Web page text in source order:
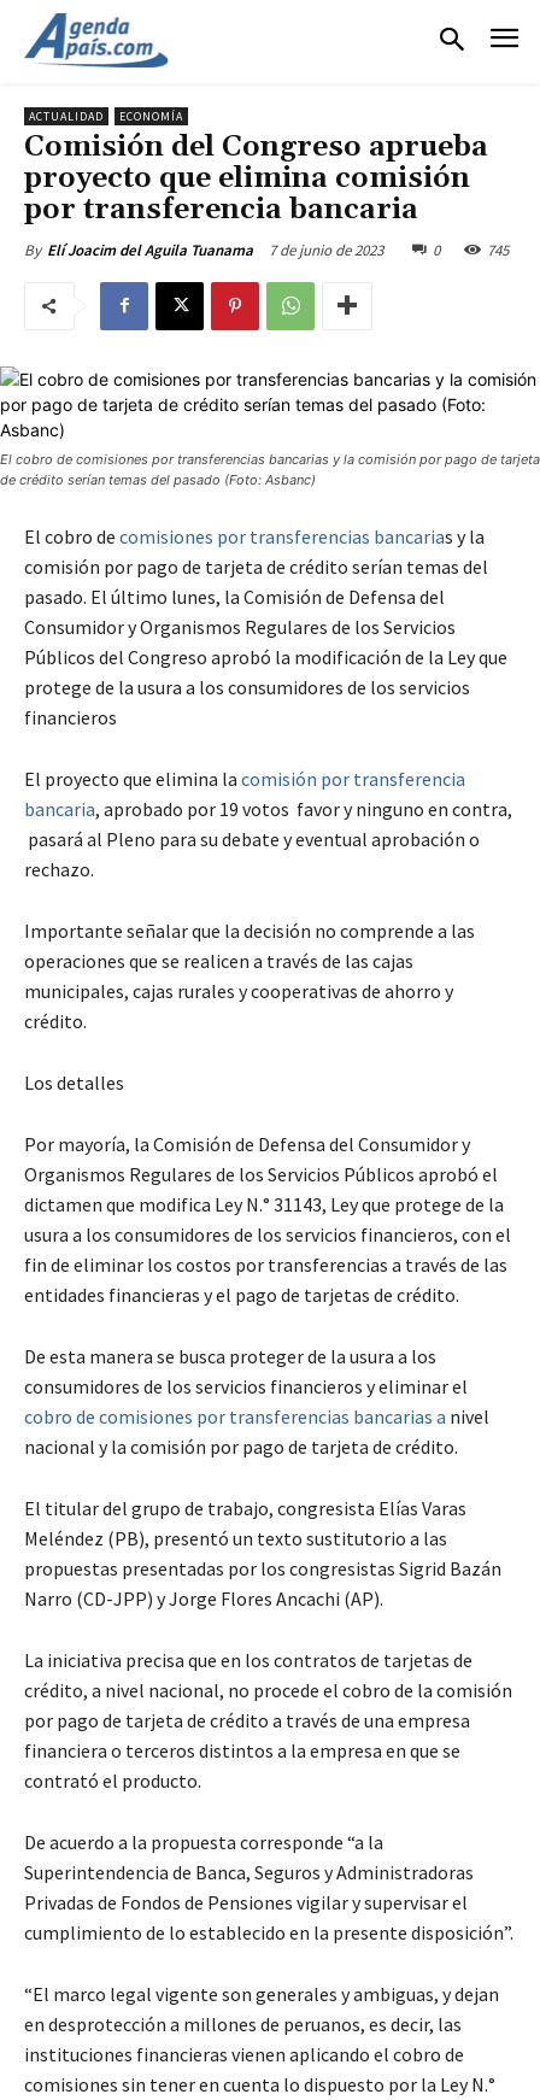
ACTUALIDAD ECONOMÍA
Comisión del Congreso aprueba
proyecto que elimina comisión
por transferencia bancaria
By Elí Joacim del Aguila Tuanama 7 de junio de 2023 0 745
El cobro de comisiones por transferencias bancarias y la comisión por pago de tarjeta
de crédito serían temas del pasado (Foto: Asbanc)
El cobro de comisiones por transferencias bancarias y la
comisión por pago de tarjeta de crédito serían temas del
pasado. El último lunes, la Comisión de Defensa del
Consumidor y Organismos Regulares de los Servicios
Públicos del Congreso aprobó la modificación de la Ley que
protege de la usura a los consumidores de los servicios
financieros
El proyecto que elimina la comisión por transferencia
bancaria, aprobado por 19 votos favor y ninguno en contra,
pasará al Pleno para su debate y eventual aprobación o
rechazo.
Importante señalar que la decisión no comprende a las
operaciones que se realicen a través de las cajas
municipales, cajas rurales y cooperativas de ahorro y
crédito.
Los detalles
Por mayoría, la Comisión de Defensa del Consumidor y
Organismos Regulares de los Servicios Públicos aprobó el
dictamen que modifica Ley N.° 31143, Ley que protege de la
usura a los consumidores de los servicios financieros, con el
fin de eliminar los costos por transferencias a través de las
entidades financieras y el pago de tarjetas de crédito.
De esta manera se busca proteger de la usura a los
consumidores de los servicios financieros y eliminar el
cobro de comisiones por transferencias bancarias a nivel
nacional y la comisión por pago de tarjeta de crédito.
El titular del grupo de trabajo, congresista Elías Varas
Meléndez (PB), presentó un texto sustitutorio a las
propuestas presentadas por los congresistas Sigrid Bazán
Narro (CD-JPP) y Jorge Flores Ancachi (AP).
La iniciativa precisa que en los contratos de tarjetas de
crédito, a nivel nacional, no procede el cobro de la comisión
por pago de tarjeta de crédito a través de una empresa
financiera o terceros distintos a la empresa en que se
contrató el producto.
De acuerdo a la propuesta corresponde “a la
Superintendencia de Banca, Seguros y Administradoras
Privadas de Fondos de Pensiones vigilar y supervisar el
cumplimiento de lo establecido en la presente disposición”.
“El marco legal vigente son generales y ambiguas, y dejan
en desprotección a millones de peruanos, es decir, las
instituciones financieras vienen aplicando el cobro de
comisiones sin tener en cuenta lo dispuesto por la Ley N.°